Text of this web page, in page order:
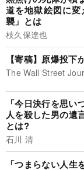
道を地獄絵図に
襲」とは
枝久保達也
【寄稿】原爆投下
The Wall Street
「今日決行を思
人を殺した男の遺
とは?
石川 清
「つまらない人